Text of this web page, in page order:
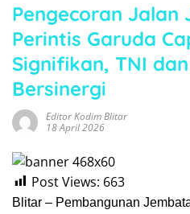
Pengecoran Jalan
Perintis Garuda
Signifikan, TNI
Bersinergi
Editor Kodim Blitar
18 April 2026
Post Views: 663
Blitar – Pembangunan